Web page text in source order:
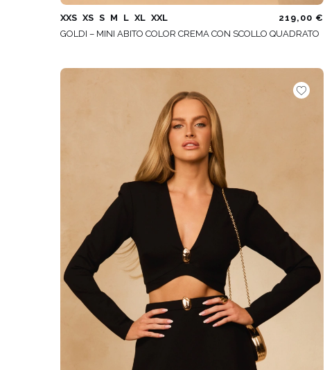
XXS XS S M L XL XXL
219,00 €
GOLDI – MINI ABITO COLOR CREMA CON SCOLLO QUADRATO